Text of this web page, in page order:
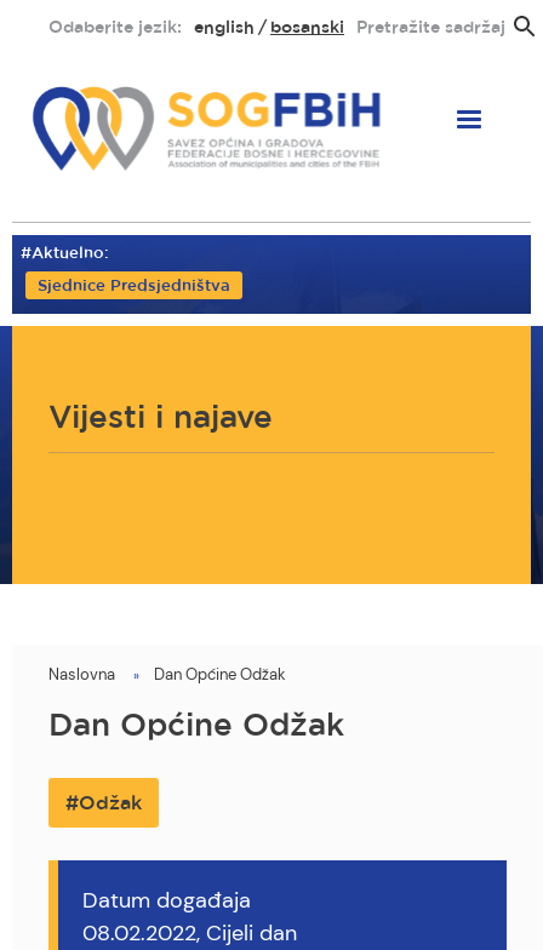
sadržaj
Odaberite jezik: english bosanski Pretražite sadržaj
#Aktuelno:
Sjednice Predsjedništva
Vijesti i najave
You
are
Naslovna Dan Općine Odžak
Dan Općine Odžak
Odžak
Datum događaja
08.02.2022, Cijeli dan